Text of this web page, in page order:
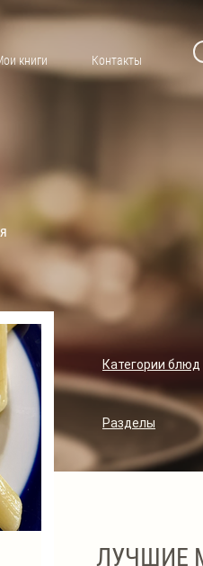
книги Контакты
Категории блюд
Разделы
ЛУЧШИЕ